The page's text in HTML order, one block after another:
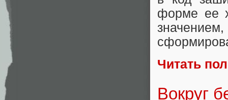
форме ее
Читать
Вокруг